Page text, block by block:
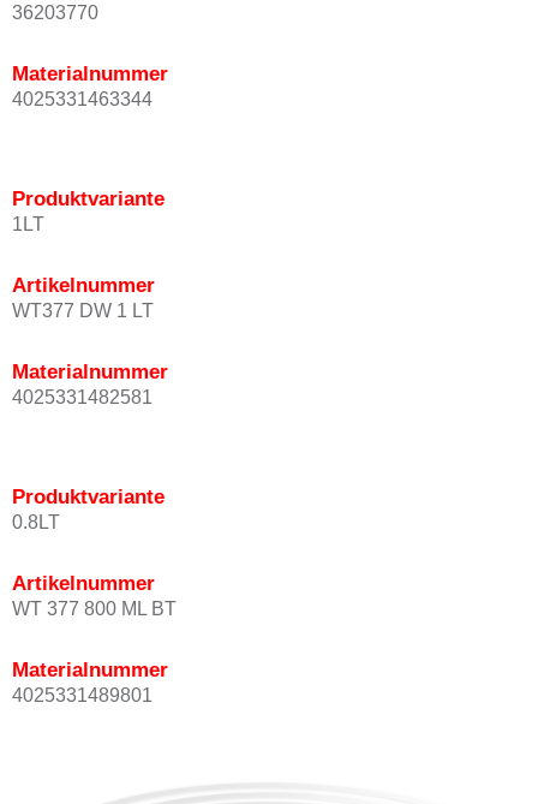
36203770
Materialnummer
4025331463344
Produktvariante
1LT
Artikelnummer
WT377 DW 1 LT
Materialnummer
4025331482581
Produktvariante
0.8LT
Artikelnummer
WT 377 800 ML BT
Materialnummer
4025331489801